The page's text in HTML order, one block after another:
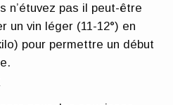
n’étuvez pas il peut-être
un vin léger (11-12°) en
pour permettre un début